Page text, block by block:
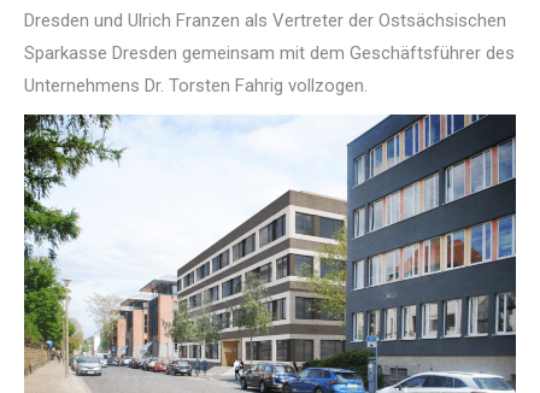
Dresden und Ulrich Franzen als Vertreter der Ostsächsischen
Sparkasse Dresden gemeinsam mit dem Geschäftsführer des
Unternehmens Dr. Torsten Fahrig vollzogen.